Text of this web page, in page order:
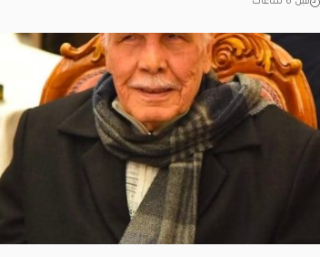
قبل 6 ساعات